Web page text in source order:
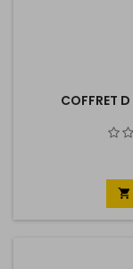
COFFRET
